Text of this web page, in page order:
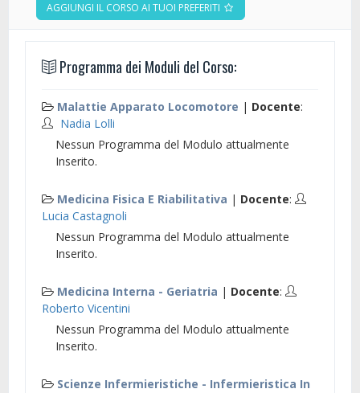
AGGIUNGI IL CORSO AI TUOI PREFERITI
Programma dei Moduli del Corso:
Malattie Apparato Locomotore | Docente:
Nadia Lolli
Nessun Programma del Modulo attualmente
Inserito.
Medicina Fisica E Riabilitativa | Docente:
Lucia Castagnoli
Nessun Programma del Modulo attualmente
Inserito.
Medicina Interna - Geriatria | Docente:
Roberto Vicentini
Nessun Programma del Modulo attualmente
Inserito.
Scienze Infermieristiche - Infermieristica In